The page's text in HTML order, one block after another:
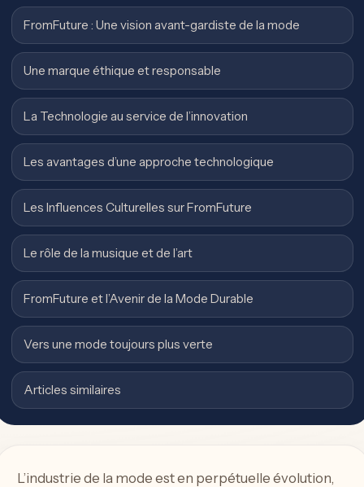
FromFuture : Une vision avant-gardiste de la mode
Une marque éthique et responsable
La Technologie au service de l’innovation
Les avantages d’une approche technologique
Les Influences Culturelles sur FromFuture
Le rôle de la musique et de l’art
FromFuture et l’Avenir de la Mode Durable
Vers une mode toujours plus verte
Articles similaires
L’industrie de la mode est en perpétuelle évolution,